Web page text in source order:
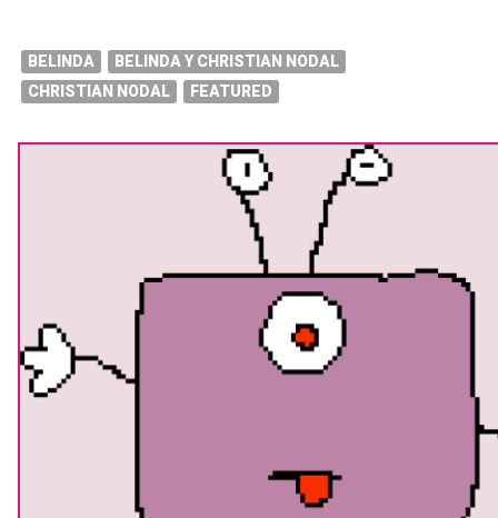
BELINDA
BELINDA Y CHRISTIAN NODAL
CHRISTIAN NODAL
FEATURED